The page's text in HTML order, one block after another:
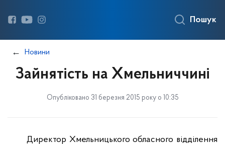
Пошук
Новини
Зайнятість на Хмельниччині
Опубліковано 31 березня 2015 року о 10:35
Директор Хмельницького обласного відділення